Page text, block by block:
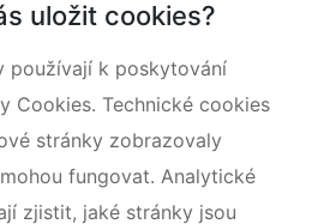
uložit cookies?
používají k poskytování
Cookies. Technické cookies
stránky zobrazovaly
fungovat. Analytické
zjistit, jaké stránky jsou